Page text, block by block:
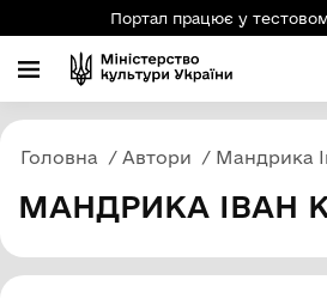
Портал працює у
Головна Автори Мандрика
МАНДРИКА ІВАН